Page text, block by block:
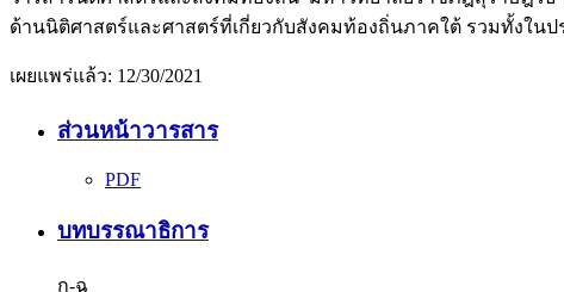
ด้านนิติศาสตร์และศาสตร์ที่เกี่ยวกับสังคมท้องถิ่นภาคใต้ รวมทั้งใ
เผยแพร่แล้ว: 12/30/2021
ส่วนหน้าวารสาร
PDF
บทบรรณาธิการ
ก-ฉ